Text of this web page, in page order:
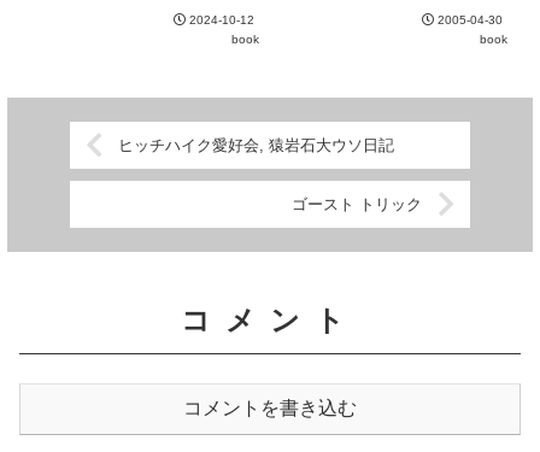
NHKスペシャルで初めてその扉
が開かれた。本書はその副産物に
2024-10-12
book
逆説など、ちょっと冗長でテンポ
が悪く感じられる部分もあるのが
2005-04-30
book
ヒッチハイク愛好会, 猿岩石大ウソ日記
ゴースト トリック
コメント
コメントを書き込む